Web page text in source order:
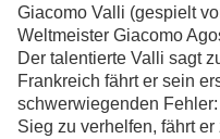
Giacomo Valli (gespielt
Weltmeister Giacomo
Der talentierte Valli sagt
Frankreich fährt er sein
schwerwiegenden
Sieg zu verhelfen, fährt